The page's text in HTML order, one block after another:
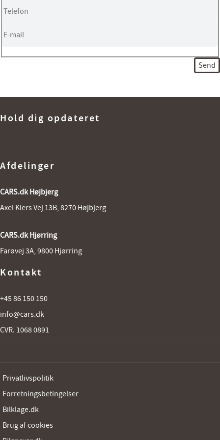
Hold dig opdateret
Afdelinger
CARS.dk Højbjerg
Axel Kiers Vej 13B, 8270 Højbjerg
CARS.dk Hjørring
Farøvej 3A, 9800 Hjørring
Kontakt
+45 86 150 150
info@cars.dk
CVR. 1068 0891
Privatlivspolitik
Forretningsbetingelser
Bilklage.dk
Brug af cookies